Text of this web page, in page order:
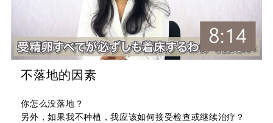
不落地的因素
你怎么没落地？
另外，如果我不种植，我应该如何接受检查或继续治疗？